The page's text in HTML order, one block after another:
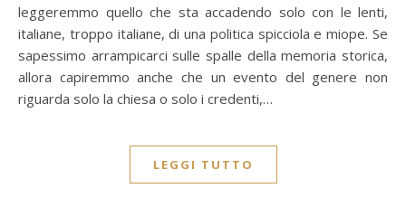
leggeremmo quello che sta accadendo solo con le lenti,
italiane, troppo italiane, di una politica spicciola e miope. Se
sapessimo arrampicarci sulle spalle della memoria storica,
allora capiremmo anche che un evento del genere non
riguarda solo la chiesa o solo i credenti,…
LEGGI TUTTO